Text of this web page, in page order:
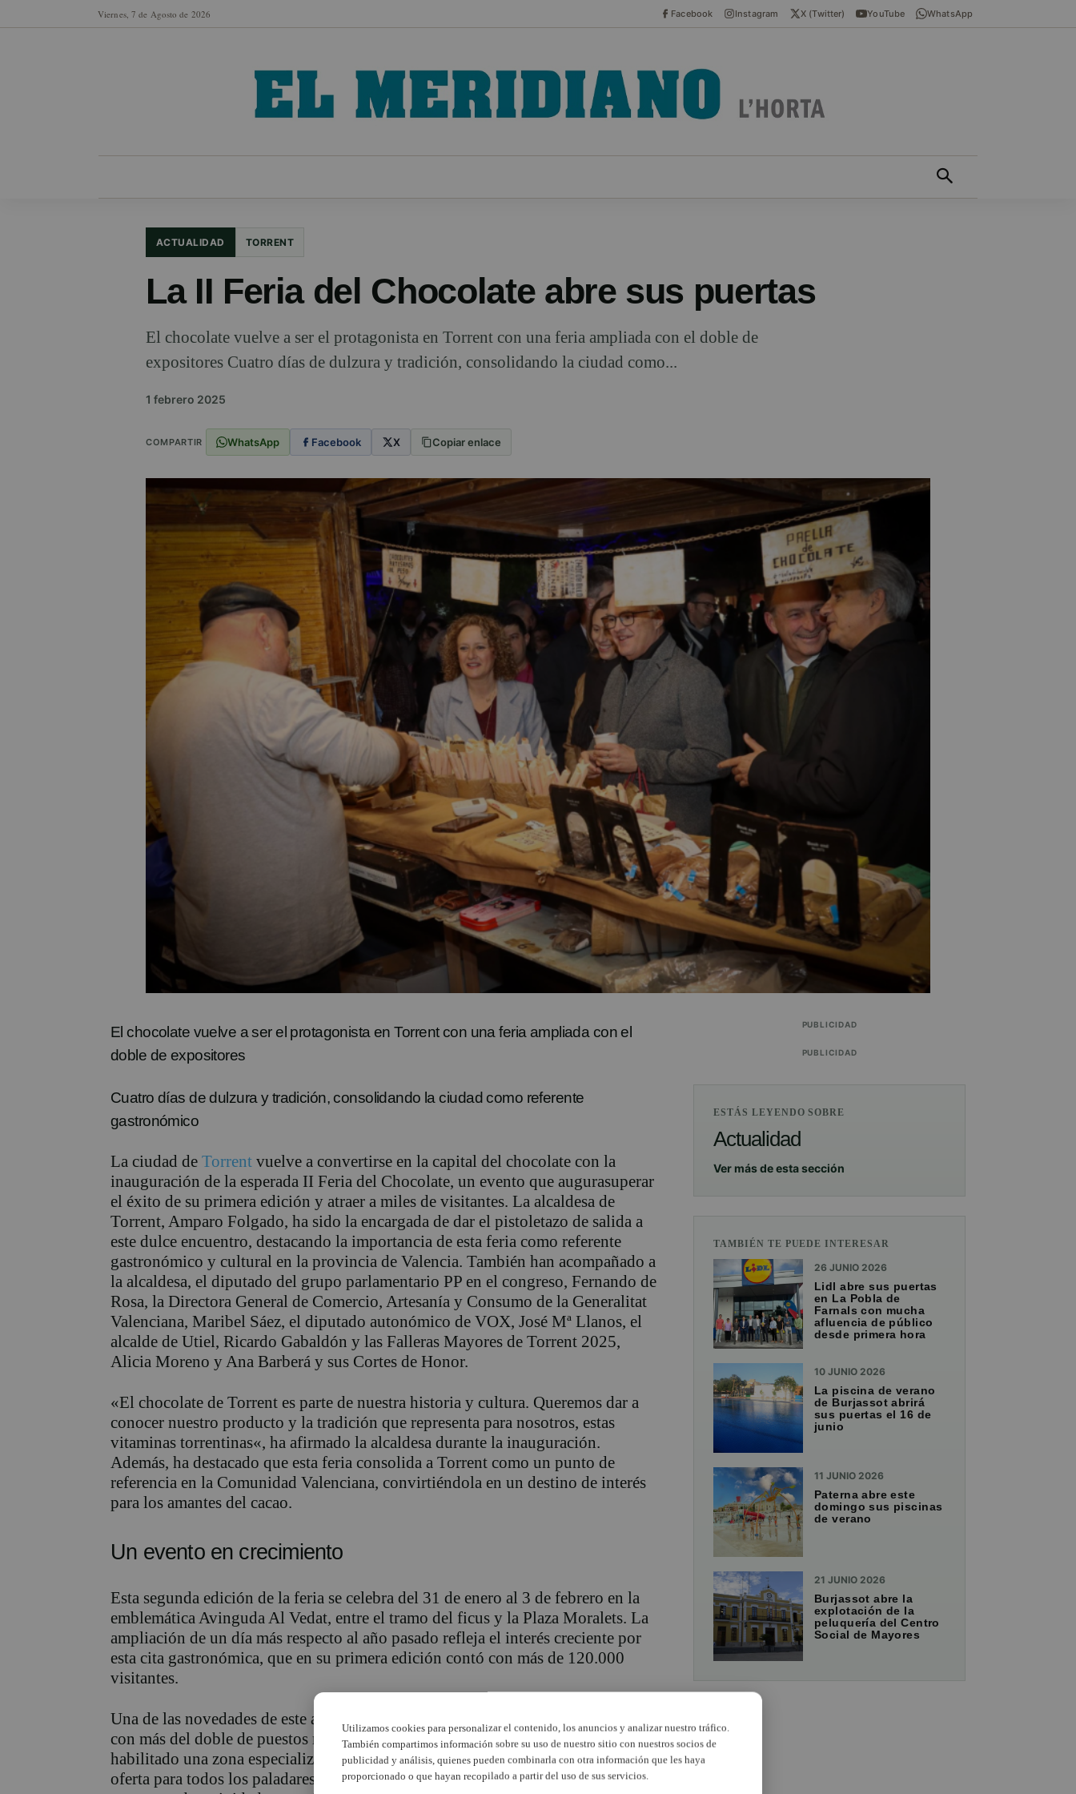
Viernes, 7 de Agosto de 2026 Facebook Instagram X (Twitter) YouTube WhatsApp
ACTUALIDAD TORRENT
La II Feria del Chocolate abre sus puertas
El chocolate vuelve a ser el protagonista en Torrent con una feria ampliada con el doble de
expositores Cuatro días de dulzura y tradición, consolidando la ciudad como...
1 febrero 2025
COMPARTIR WhatsApp Facebook X Copiar enlace
El chocolate vuelve a ser el protagonista enTorrent con una feria ampliada con el
doble de expositores
Cuatro días de dulzura y tradición, consolidando la ciudad como referente
gastronómico
La ciudad de Torrent vuelve a convertirse en la capital del chocolate con la
inauguración de la esperada II Feria del Chocolate, un evento que augurasuperar
el éxito de su primera edición y atraer a miles de visitantes. La alcaldesa de
Torrent, Amparo Folgado, ha sido la encargada de dar el pistoletazo de salida a
este dulce encuentro, destacando la importancia de esta feria como referente
gastronómico y cultural en la provincia de Valencia. También han acompañado a
la alcaldesa, el diputado del grupo parlamentario PP en el congreso, Fernando de
Rosa, la Directora General de Comercio, Artesanía y Consumo de la Generalitat
Valenciana, Maribel Sáez, el diputado autonómico de VOX, José Mª Llanos, el
alcalde de Utiel, Ricardo Gabaldón y las Falleras Mayores de Torrent 2025,
Alicia Moreno y Ana Barberá y sus Cortes de Honor.
«El chocolate de Torrent es parte de nuestra historia y cultura. Queremos dar a
conocer nuestro producto y la tradición que representa para nosotros, estas
vitaminas torrentinas«, ha afirmado la alcaldesa durante la inauguración.
Además, ha destacado que esta feria consolida a Torrent como un punto de
referencia en la Comunidad Valenciana, convirtiéndola en un destino de interés
para los amantes del cacao.
Un evento en crecimiento
Esta segunda edición de la feria se celebra del 31 de enero al 3 de febrero en la
emblemáticaAvingudaAl Vedat, entre el tramo del ficus y la Plaza Moralets. La
ampliación de un día más respecto al año pasado refleja el interés creciente por
esta cita gastronómica, que en su primera edición contó con más de 120.000
visitantes.
Una de las novedades de este año es el ento del número de expositores
con más del doble de puestos relacionados con elchocolate.Además, se ha
habilitado una zona especializada enquesos y gastronomía, enriqueciendo así la
oferta para todos los paladares. La feria también contará con un extenso
PUBLICIDAD
PUBLICIDAD
ESTÁS LEYENDO SOBRE
Actualidad
Ver más de esta sección
TAMBIÉN TE PUEDE INTERESAR
26 JUNIO 2026
Lidl abre sus puertas
en La Pobla de
Farnals con mucha
afluencia de público
desde primera hora
10 JUNIO 2026
La piscina de verano
de Burjassot abrirá
sus puertas el 16 de
junio
11 JUNIO 2026
Paterna abre este
domingo sus piscinas
de verano
21 JUNIO 2026
Burjassot abre la
explotación de la
peluquería del Centro
Social de Mayores
Utilizamos cookies para personalizar el contenido, los anuncios y analizar nuestro tráfico.
También compartimos información sobre su uso de nuestro sitio con nuestros socios de
publicidad y análisis, quienes pueden combinarla con otra información que les haya
proporcionado o que hayan recopilado a partir del uso de sus servicios.